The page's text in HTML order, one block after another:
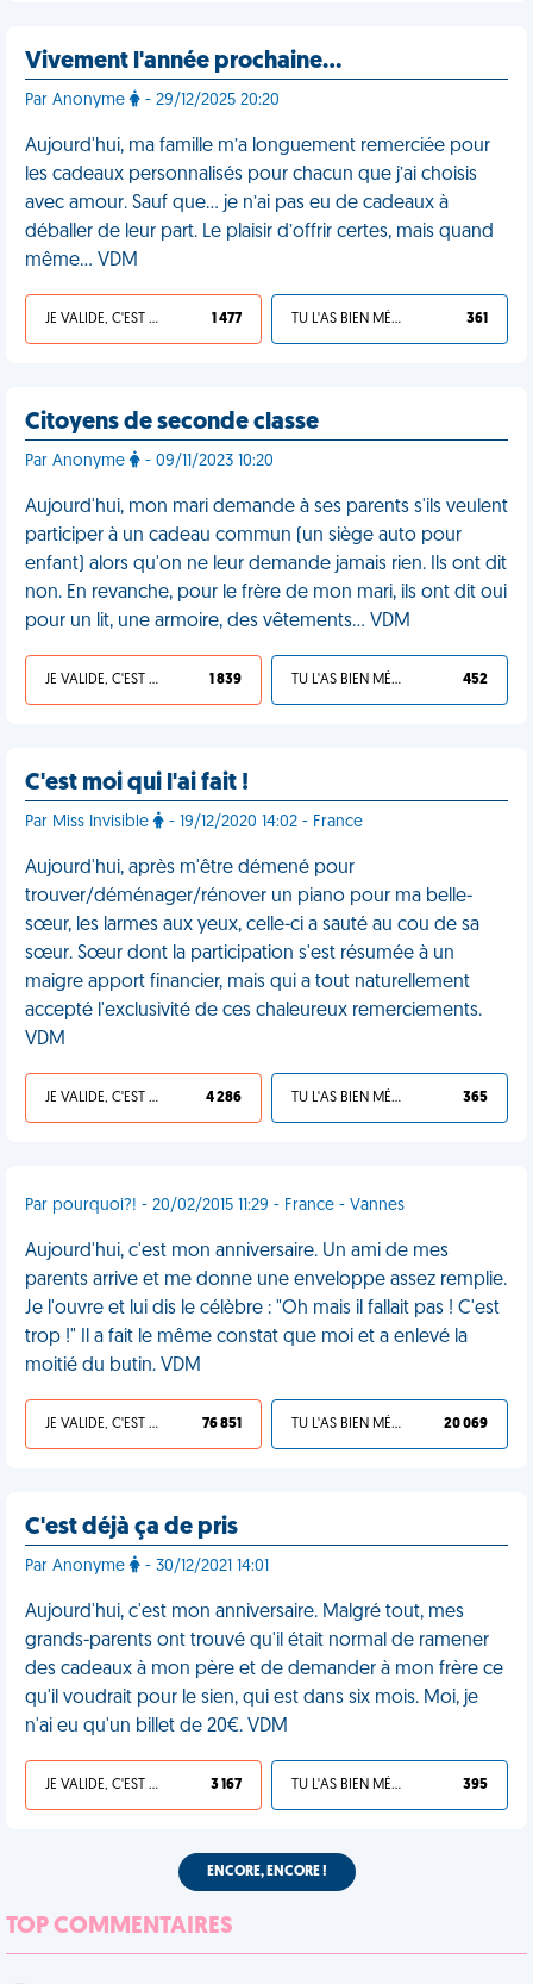
Vivement l'année prochaine…
Par Anonyme - 29/12/2025 20:20
Aujourd'hui, ma famille m’a longuement remerciée pour
les cadeaux personnalisés pour chacun que j’ai choisis
avec amour. Sauf que… je n’ai pas eu de cadeaux à
déballer de leur part. Le plaisir d’offrir certes, mais quand
même… VDM
JE VALIDE, C'EST UNE VDM 1 477 TU L'AS BIEN MÉRITÉ 361
Citoyens de seconde classe
Par Anonyme - 09/11/2023 10:20
Aujourd'hui, mon mari demande à ses parents s'ils veulent
participer à un cadeau commun (un siège auto pour
enfant) alors qu'on ne leur demande jamais rien. Ils ont dit
non. En revanche, pour le frère de mon mari, ils ont dit oui
pour un lit, une armoire, des vêtements… VDM
JE VALIDE, C'EST UNE VDM 1 839 TU L'AS BIEN MÉRITÉ 452
C'est moi qui l'ai fait !
Par Miss Invisible - 19/12/2020 14:02 - France
Aujourd'hui, après m'être démené pour
trouver/déménager/rénover un piano pour ma belle-
sœur, les larmes aux yeux, celle-ci a sauté au cou de sa
sœur. Sœur dont la participation s'est résumée à un
maigre apport financier, mais qui a tout naturellement
accepté l'exclusivité de ces chaleureux remerciements.
VDM
JE VALIDE, C'EST UNE VDM 4 286 TU L'AS BIEN MÉRITÉ 365
Par pourquoi?! - 20/02/2015 11:29 - France - Vannes
Aujourd'hui, c'est mon anniversaire. Un ami de mes
parents arrive et me donne une enveloppe assez remplie.
Je l'ouvre et lui dis le célèbre : "Oh mais il fallait pas ! C'est
trop !" Il a fait le même constat que moi et a enlevé la
moitié du butin. VDM
JE VALIDE, C'EST UNE VDM 76 851 TU L'AS BIEN MÉRITÉ 20 069
C'est déjà ça de pris
Par Anonyme - 30/12/2021 14:01
Aujourd'hui, c'est mon anniversaire. Malgré tout, mes
grands-parents ont trouvé qu'il était normal de ramener
des cadeaux à mon père et de demander à mon frère ce
qu'il voudrait pour le sien, qui est dans six mois. Moi, je
n'ai eu qu'un billet de 20€. VDM
JE VALIDE, C'EST UNE VDM 3 167 TU L'AS BIEN MÉRITÉ 395
ENCORE, ENCORE !
TOP COMMENTAIRES